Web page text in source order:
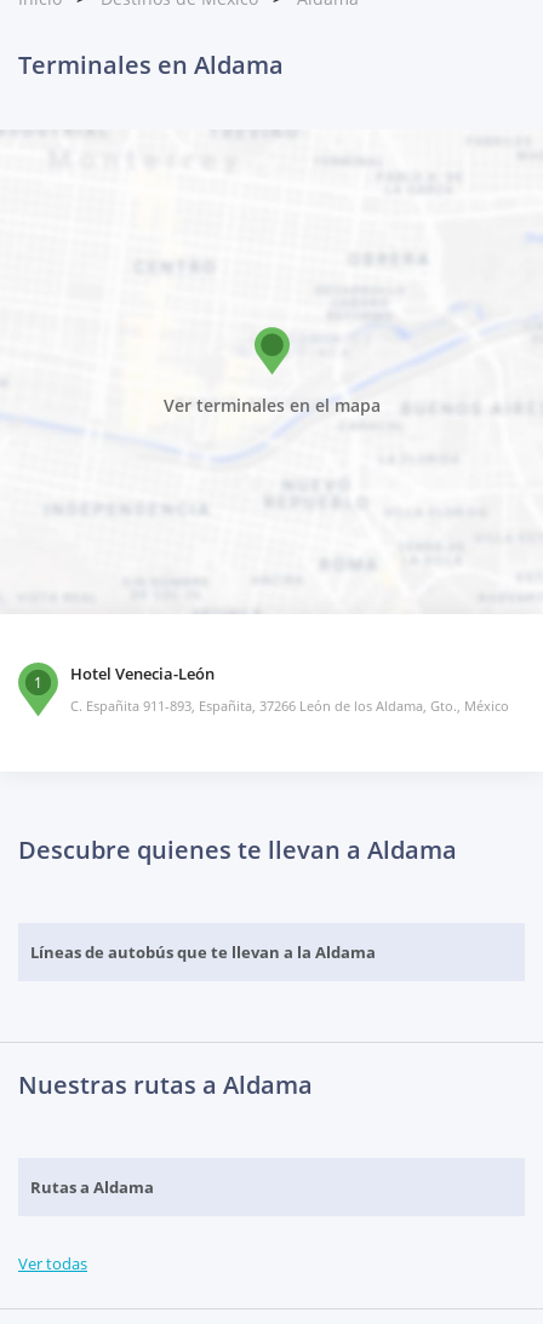
Terminales en Aldama
Ver terminales en el mapa
1 Hotel Venecia-León
C. Españita 911-893, Españita, 37266 León de los Aldama, Gto., México
Descubre quienes te llevan a Aldama
Líneas de autobús que te llevan a la Aldama
Nuestras rutas a Aldama
Rutas a Aldama
Ver todas